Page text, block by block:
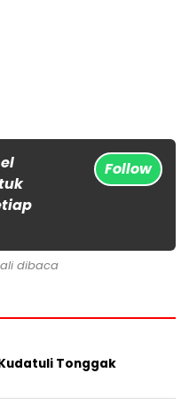
Follow
dibaca
Tonggak